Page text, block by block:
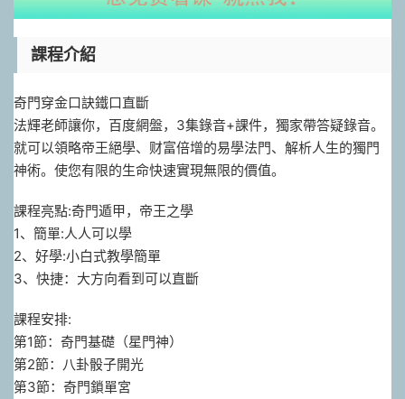
課程介紹
奇門穿金口訣鐵口直斷
法輝老師讓你，百度網盤，3集錄音+課件，獨家帶答疑錄音。
就可以領略帝王絕學、财富倍增的易學法門、解析人生的獨門
神術。使您有限的生命快速實現無限的價值。
課程亮點:奇門遁甲，帝王之學
1、簡單:人人可以學
2、好學:小白式教學簡單
3、快捷：大方向看到可以直斷
課程安排:
第1節：奇門基礎（星門神）
第2節：八卦骰子開光
第3節：奇門鎖單宮